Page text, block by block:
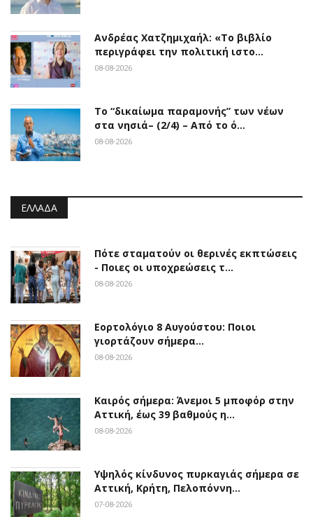
Ανδρέας Χατζημιχαήλ: «Το βιβλίο
περιγράφει την πολιτική ιστο…
08-08-2026
Το “δικαίωμα παραμονής” των νέων
στα νησιά– (2/4) – Από το ό…
08-08-2026
ΕΛΛΆΔΑ
Πότε σταματούν οι θερινές εκπτώσεις
- Ποιες οι υποχρεώσεις τ…
08-08-2026
Εορτολόγιο 8 Αυγούστου: Ποιοι
γιορτάζουν σήμερα…
08-08-2026
Καιρός σήμερα: Άνεμοι 5 μποφόρ στην
Αττική, έως 39 βαθμούς η…
08-08-2026
Υψηλός κίνδυνος πυρκαγιάς σήμερα σε
Αττική, Κρήτη, Πελοπόννη…
07-08-2026